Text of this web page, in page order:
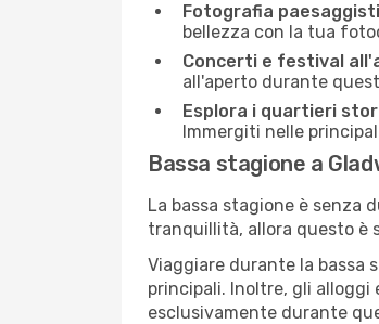
Fotografia
bellezza con la tua
Concerti e festival
all'aperto durante
Esplora i quartieri
Immergiti nelle
Bassa stagione a
La bassa stagione è senza
tranquillità, allora questo è
Viaggiare durante la bassa
principali. Inoltre, gli alloggi
esclusivamente durante